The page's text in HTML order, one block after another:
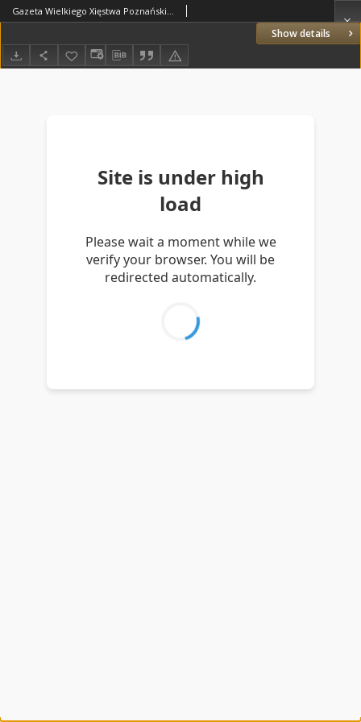
Show details
Gazeta Wielkiego Xięstwa Poznańskiego 1822.09.25 Nr77